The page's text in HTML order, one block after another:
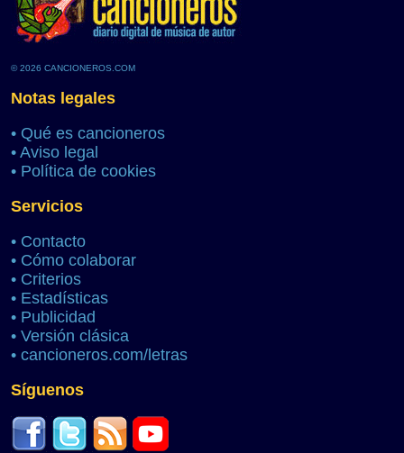
© 2026 CANCIONEROS.COM
Notas legales
• Qué es cancioneros
• Aviso legal
• Política de cookies
Servicios
• Contacto
• Cómo colaborar
• Criterios
• Estadísticas
• Publicidad
• Versión clásica
• cancioneros.com/letras
Síguenos